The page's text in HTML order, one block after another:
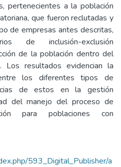
pertenecientes a la población
que fueron reclutadas y
de empresas antes descritas,
de inclusión-exclusión
de la población dentro del
Los resultados evidencian la
los diferentes tipos de
de estos en la gestión
del manejo del proceso de
para poblaciones con
593_Digital_Publisher/a